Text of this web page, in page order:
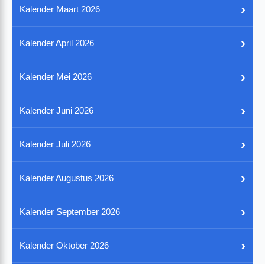
Kalender Maart 2026 ›
Kalender April 2026 ›
Kalender Mei 2026 ›
Kalender Juni 2026 ›
Kalender Juli 2026 ›
Kalender Augustus 2026 ›
Kalender September 2026 ›
Kalender Oktober 2026 ›